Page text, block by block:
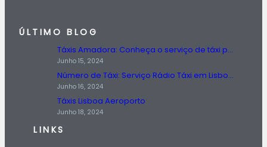
ÚLTIMO BLOG
Táxis Amadora: Conheça o serviço de táxi prestado na região da Amadora.
Junho 15, 2024
Número de Táxi: Serviço Rádio Táxi em Lisboa, Entre em Contato Agora!
Junho 16, 2024
Táxis Lisboa Aeroporto
Junho 18, 2024
LINKS